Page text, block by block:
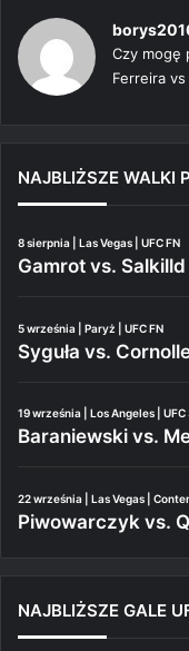
Czy mogę
Ferreira vs
NAJBLIŻSZE WALKI
8 sierpnia | Las Vegas | UFC FN
Gamrot vs. Salkilld
5 września | Paryż | UFC FN
Syguła vs.
19 września | Los Angeles | UFC
Baraniewski vs.
22 września | Las Vegas |
Piwowarczyk vs.
NAJBLIŻSZE GALE